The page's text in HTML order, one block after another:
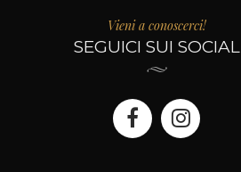
Vieni a conoscerci!
SEGUICI SUI SOCIAL